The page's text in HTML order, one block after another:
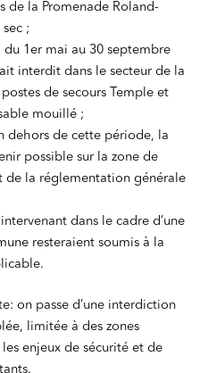
de la Promenade Roland-
;
1er mai au 30 septembre
interdit dans le secteur de la
de secours Temple et
mouillé ;
dehors de cette période, la
possible sur la zone de
de la réglementation générale
dans le cadre d’une
resteraient soumis à la
on passe d’une interdiction
limitée à des zones
enjeux de sécurité et de